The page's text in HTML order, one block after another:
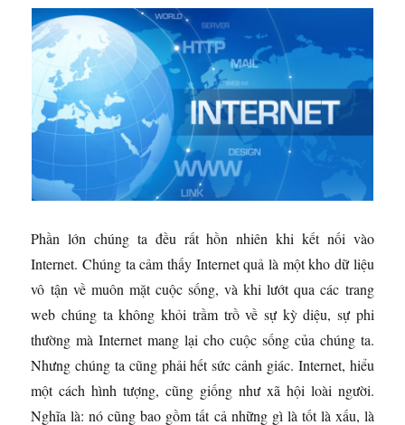
Phần lớn chúng ta đều rất hồn nhiên khi kết nối vào
Internet. Chúng ta cảm thấy Internet quả là một kho dữ liệu
vô tận về muôn mặt cuộc sống, và khi lướt qua các trang
web chúng ta không khỏi trầm trồ về sự kỳ diệu, sự phi
thường mà Internet mang lại cho cuộc sống của chúng ta.
Nhưng chúng ta cũng phải hết sức cảnh giác. Internet, hiểu
một cách hình tượng, cũng giống như xã hội loài người.
Nghĩa là: nó cũng bao gồm tất cả những gì là tốt là xấu, là